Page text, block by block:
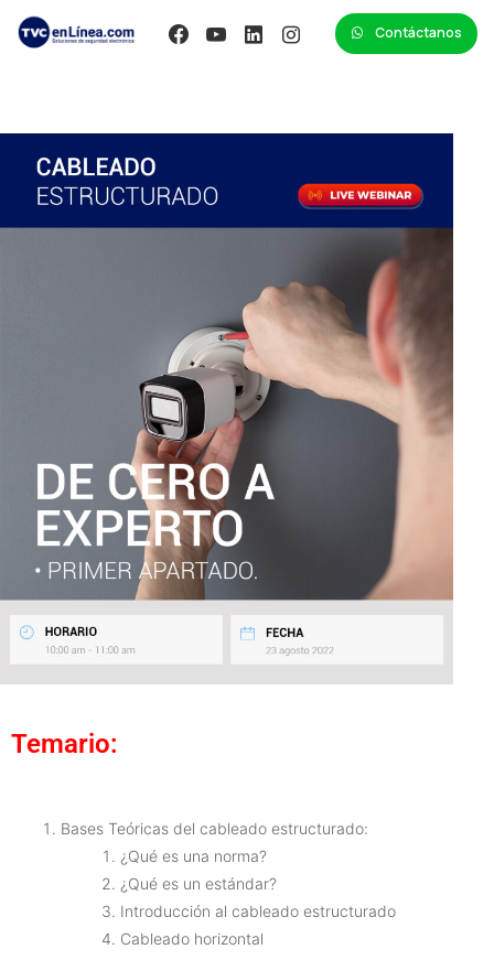
Contáctanos
Temario:
Bases Teóricas del cableado estructurado:
¿Qué es una norma?
¿Qué es un estándar?
Introducción al cableado estructurado
Cableado horizontal